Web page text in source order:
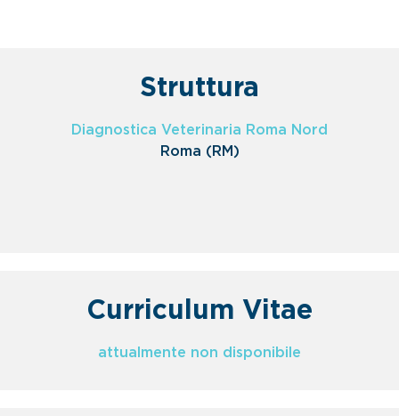
Struttura
Diagnostica Veterinaria Roma Nord
Roma (RM)
Curriculum Vitae
attualmente non disponibile